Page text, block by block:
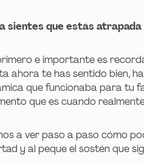
sientes que estás atrapada
e importante es
ahora te has sentido bien,
que funcionaba para tu
que es cuando
a ver paso a paso cómo
y al peque el sostén que